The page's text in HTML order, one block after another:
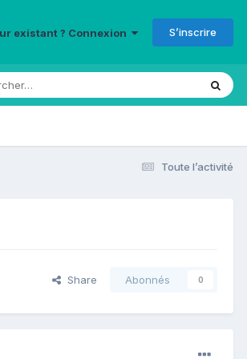
existant ? Connexion S’inscrire
Toute l’activité
Share Abonnés 0